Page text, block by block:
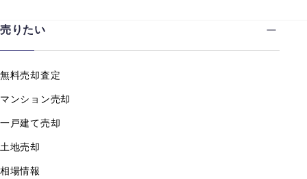
売りたい
無料売却査定
マンション売却
一戸建て売却
土地売却
相場情報